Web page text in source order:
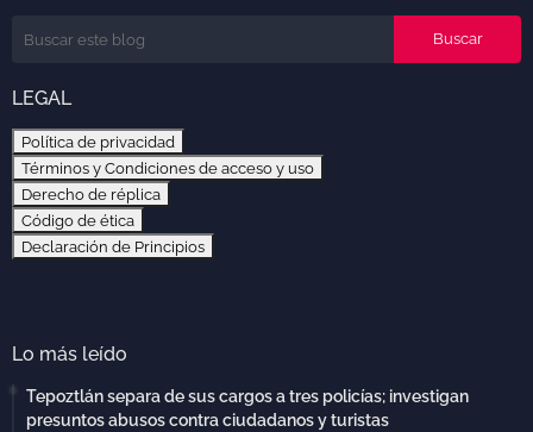
LEGAL
Política de privacidad
Términos y Condiciones de acceso y uso
Derecho de réplica
Código de ética
Declaración de Principios
Lo más leído
Tepoztlán separa de sus cargos a tres policías; investigan
presuntos abusos contra ciudadanos y turistas